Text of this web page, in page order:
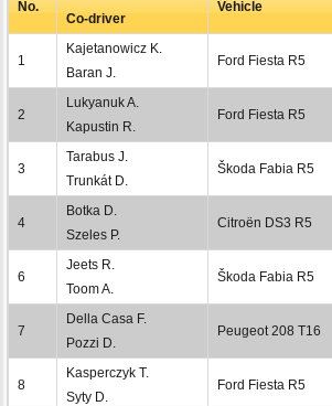
No.
Co-driver
Vehicle
1
Kajetanowicz K.
Baran J.
Ford Fiesta R5
2
Lukyanuk A.
Kapustin R.
Ford Fiesta R5
3
Tarabus J.
Trunkát D.
Škoda Fabia R5
4
Botka D.
Szeles P.
Citroën DS3 R5
6
Jeets R.
Toom A.
Škoda Fabia R5
7
Della Casa F.
Pozzi D.
Peugeot 208 T16
8
Kasperczyk T.
Syty D.
Ford Fiesta R5